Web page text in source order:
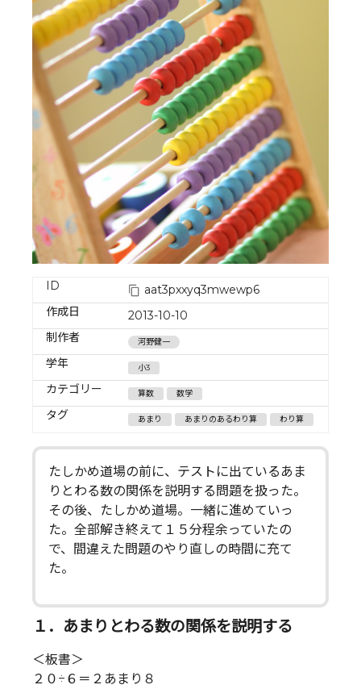
ID
aat3pxxyq3mwewp6
作成日
2013-10-10
制作者
河野健一
学年 小3
カテゴリー 算数 数学
タグ あまり あまりのあるわり算 わり算
たしかめ道場の前に、テストに出ているあま
りとわる数の関係を説明する問題を扱った。
その後、たしかめ道場。一緒に進めていっ
た。全部解き終えて１５分程余っていたの
で、間違えた問題のやり直しの時間に充て
た。
１．あまりとわる数の関係を説明する
＜板書＞
２０÷６＝２あまり８